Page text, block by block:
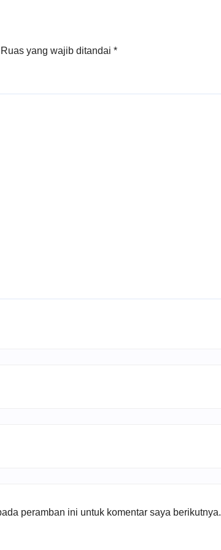
Ruas yang wajib ditandai *
peramban ini untuk komentar saya berikutnya.